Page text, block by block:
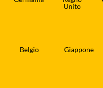
Unito
Belgio Giappone